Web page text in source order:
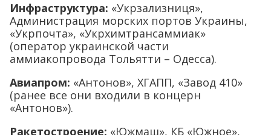
Инфраструктура: «Укрзализниця»,
Администрация морских портов Украины,
«Укрпочта», «Укрхимтрансаммиак»
(оператор украинской части
аммиакопровода Тольятти – Одесса).
Авиапром: «Антонов», ХГАПП, «Завод 410»
(ранее все они входили в концерн
«Антонов»).
Ракетостроение: «Южмаш», КБ «Южное»,